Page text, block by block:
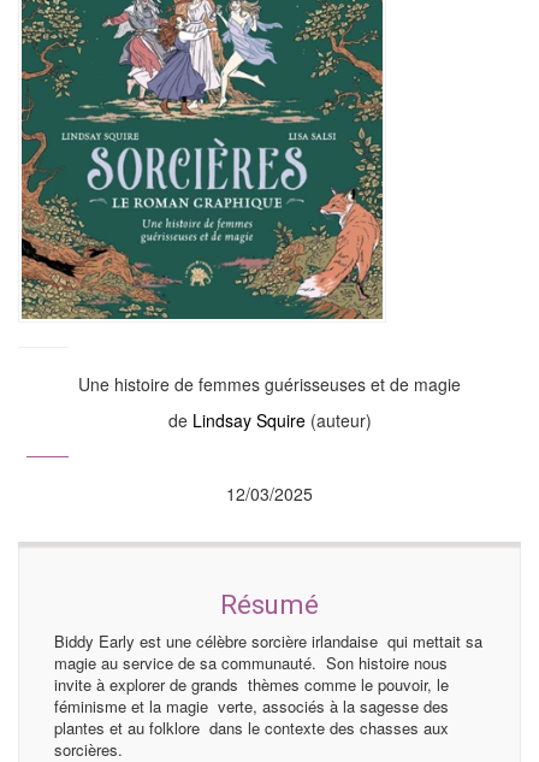
Une histoire de femmes guérisseuses et de magie
de Lindsay Squire(auteur)
12/03/2025
Résumé
Biddy Early est une célèbre sorcière irlandaise qui mettait sa
magie au service de sa communauté. Son histoire nous
invite à explorer de grands thèmes comme le pouvoir, le
féminisme et la magie verte, associés à la sagesse des
plantes et au folklore dans le contexte des chasses aux
sorcières.